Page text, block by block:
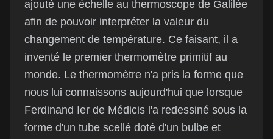
ajouté une échelle au thermoscope de Galilée
afin de pouvoir interpréter la valeur du
changement de température. Ce faisant, il a
inventé le premier thermomètre primitif au
monde. Le thermomètre n'a pris la forme que
nous lui connaissons aujourd'hui que lorsque
Ferdinand Ier de Médicis l'a redessiné sous la
forme d'un tube scellé doté d'un bulbe et